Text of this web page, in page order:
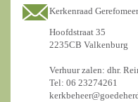
Kerkenraad
Hoofdstraat 35
2235CB Valkenburg
Verhuur zalen: dhr.
Tel: 06 23274261